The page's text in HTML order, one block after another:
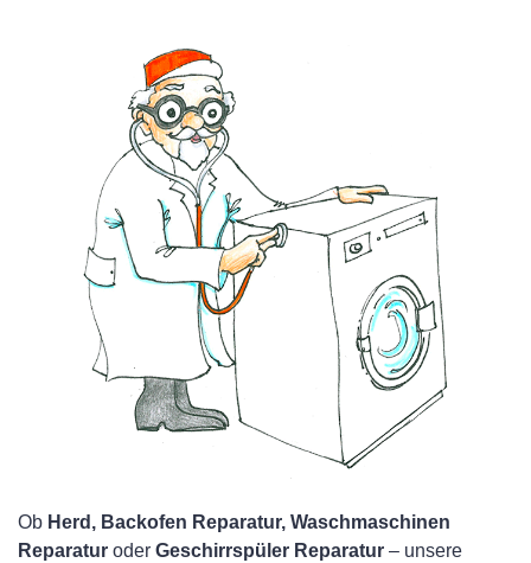
Ob Herd, Backofen Reparatur, Waschmaschinen
Reparatur oder Geschirrspüler Reparatur – unsere